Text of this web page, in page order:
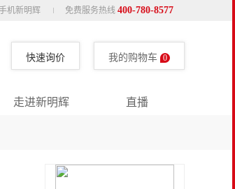
机新明辉 免费服务热线 400-780-8577
快速询价 我的购物车 0
走进新明辉 直播